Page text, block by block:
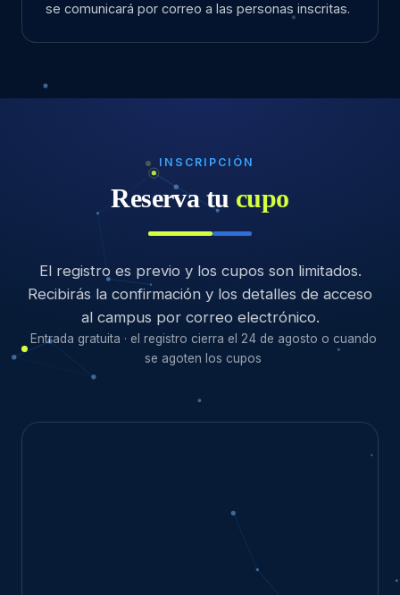
se comunicará por correo a las personas inscritas.
INSCRIPCIÓN
Reserva tu cupo
El registro es previo y los cupos son limitados.
Recibirás la confirmación y los detalles de acceso
al campus por correo electrónico.
Entrada gratuita · el registro cierra el 24 de agosto o cuando
se agoten los cupos